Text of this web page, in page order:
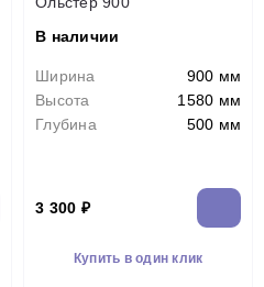
В наличии
Ширина
900 мм
Высота
1580 мм
Глубина
500 мм
3 300 ₽
Купить в один клик